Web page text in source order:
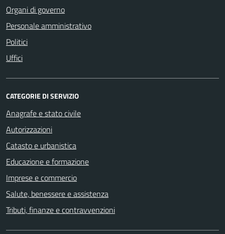
Organi di governo
Personale amministrativo
Politici
Uffici
CATEGORIE DI SERVIZIO
Anagrafe e stato civile
Autorizzazioni
Catasto e urbanistica
Educazione e formazione
Imprese e commercio
Salute, benessere e assistenza
Tributi, finanze e contravvenzioni